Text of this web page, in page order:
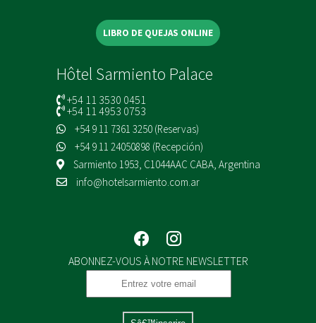
Hôtel Sarmiento Palace
+54 11 3530 0451
+54 11 4953 0753
+54 9 11 7361 3250 (Reservas)
+54 9 11 24050898 (Recepción)
Sarmiento 1953, C1044AAC CABA, Argentina
info@hotelsarmiento.com.ar
LIBRO DE QUEJAS ONLINE
ABONNEZ-VOUS À NOTRE NEWSLETTER